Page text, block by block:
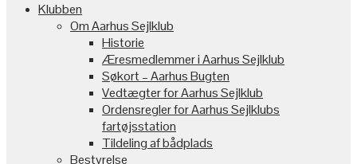
Klubben
Om Aarhus Sejlklub
Historie
Æresmedlemmer i Aarhus Sejlklub
Søkort – Aarhus Bugten
Vedtægter for Aarhus Sejlklub
Ordensregler for Aarhus Sejlklubs
fartøjsstation
Tildeling af bådplads
Bestyrelse